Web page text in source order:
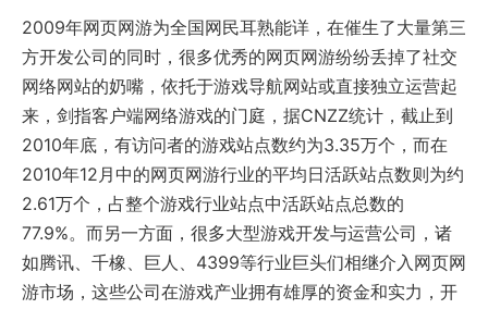
2009年网页网游为全国网民耳熟能详，在催生了大量第三
方开发公司的同时，很多优秀的网页网游纷纷丢掉了社交
网络网站的奶嘴，依托于游戏导航网站或直接独立运营起
来，剑指客户端网络游戏的门庭，据CNZZ统计，截止到
2010年底，有访问者的游戏站点数约为3.35万个，而在
2010年12月中的网页网游行业的平均日活跃站点数则为约
2.61万个，占整个游戏行业站点中活跃站点总数的
77.9%。而另一方面，很多大型游戏开发与运营公司，诸
如腾讯、千橡、巨人、4399等行业巨头们相继介入网页网
游市场，这些公司在游戏产业拥有雄厚的资金和实力，开